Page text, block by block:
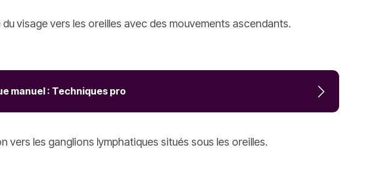
visage vers les oreilles avec des mouvements ascendants.
manuel : Techniques pro
vers les ganglions lymphatiques situés sous les oreilles.